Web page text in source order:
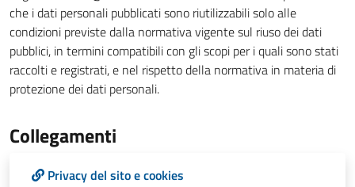
che i dati personali pubblicati sono riutilizzabili solo alle
condizioni previste dalla normativa vigente sul riuso dei dati
pubblici, in termini compatibili con gli scopi per i quali sono stati
raccolti e registrati, e nel rispetto della normativa in materia di
protezione dei dati personali.
Collegamenti
Privacy del sito e cookies